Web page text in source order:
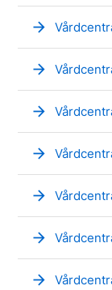
arrow_forward
arrow_forward
arrow_forward
arrow_forward
arrow_forward
arrow_forward
arrow_forward